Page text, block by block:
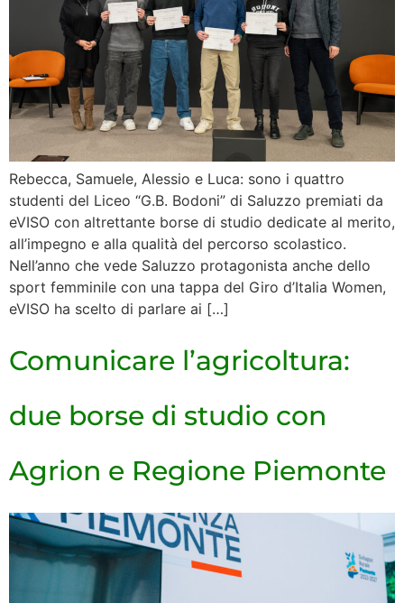
Rebecca, Samuele, Alessio e Luca: sono i quattro
studenti del Liceo “G.B. Bodoni” di Saluzzo premiati da
eVISO con altrettante borse di studio dedicate al merito,
all’impegno e alla qualità del percorso scolastico.
Nell’anno che vede Saluzzo protagonista anche dello
sport femminile con una tappa del Giro d’Italia Women,
eVISO ha scelto di parlare ai […]
Comunicare l’agricoltura:
due borse di studio con
Agrion e Regione Piemonte